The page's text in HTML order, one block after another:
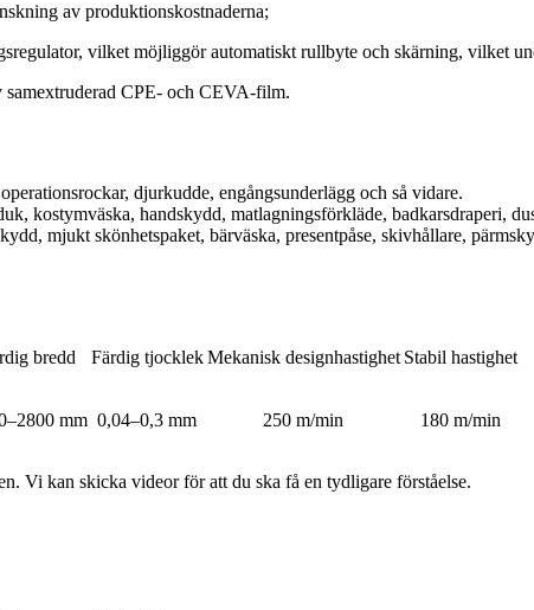
av produktionskostnaderna;
vilket möjliggör automatiskt rullbyte och skärning, vilket
CPE- och CEVA-film.
djurkudde, engångsunderlägg och så vidare.
kostymväska, handskydd, matlagningsförkläde, badkarsdraperi,
mjukt skönhetspaket, bärväska, presentpåse, skivhållare,
bredd Färdig tjocklek Mekanisk designhastighet Stabil hastighet
mm 0,04–0,3 mm 250 m/min 180 m/min
Vi kan skicka videor för att du ska få en tydligare förståelse.